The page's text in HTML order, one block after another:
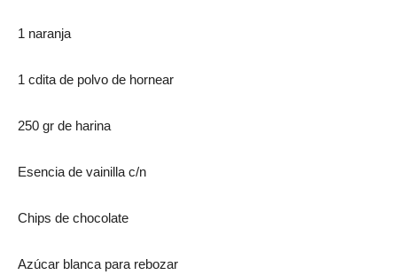
1 naranja
1 cdita de polvo de hornear
250 gr de harina
Esencia de vainilla c/n
Chips de chocolate
Azúcar blanca para rebozar